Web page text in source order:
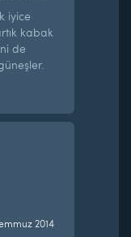
iyice
kabak
de
2014